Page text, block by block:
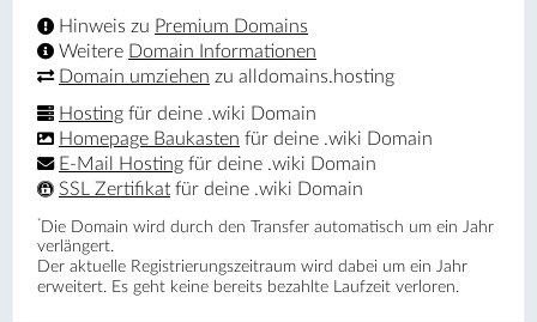
Hinweis zu Premium Domains
Weitere Domain Informationen
Domain umziehen zu alldomains.hosting
Hosting für deine .wiki Domain
Homepage Baukasten für deine .wiki Domain
E-Mail Hosting für deine .wiki Domain
SSL Zertifikat für deine .wiki Domain
* Die Domain wird durch den Transfer automatisch um ein Jahr
verlängert.
Der aktuelle Registrierungs­zeitraum wird dabei um ein Jahr
erweitert. Es geht keine bereits bezahlte Laufzeit verloren.